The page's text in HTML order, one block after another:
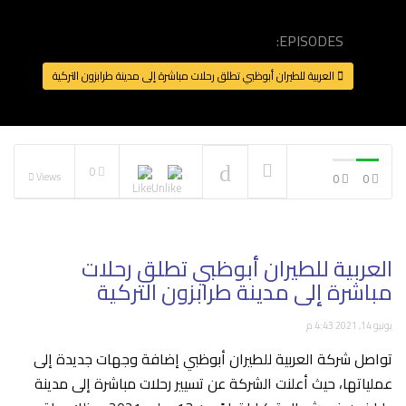
مباشرة إلى العلا السعودية
وتستأنف رحلات ينبع
EPISODES:
العربية للطيران أبوظبي تطلق رحلات مباشرة إلى مدينة طرابزون التركية
Views
العربية للطيران أبوظبي تطلق رحلات
مباشرة إلى مدينة طرابزون التركية
يونيو 14, 2021 4:43 م
تواصل شركة العربية للطيران أبوظبي إضافة وجهات جديدة إلى
عملياتها، حيث أعلنت الشركة عن تسيير رحلات مباشرة إلى مدينة